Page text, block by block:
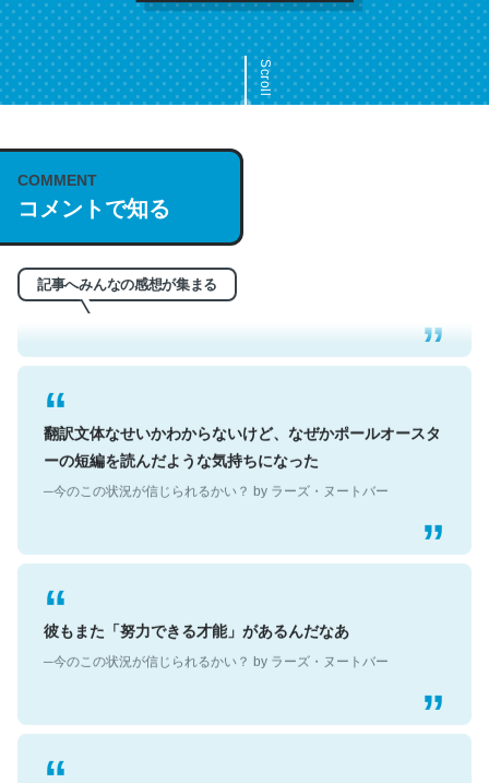
Scroll
COMMENT
コメントで知る
記事へみんなの感想が集まる
これは名文。彼はとてもクレバーなんだろうなと凄く思
─今のこの状況が信じられるかい？ by ラーズ・ヌートバー
翻訳文体なせいかわからないけど、なぜかポールオースタ
ーの短編を読んだような気持ちになった
─今のこの状況が信じられるかい？ by ラーズ・ヌートバー
彼もまた「努力できる才能」があるんだなあ
─今のこの状況が信じられるかい？ by ラーズ・ヌートバー